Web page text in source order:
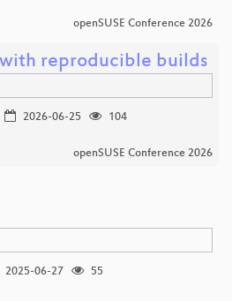
openSUSE Conference 2026
reproducible builds
2026-06-25
104
openSUSE Conference 2026
2025-06-27
55